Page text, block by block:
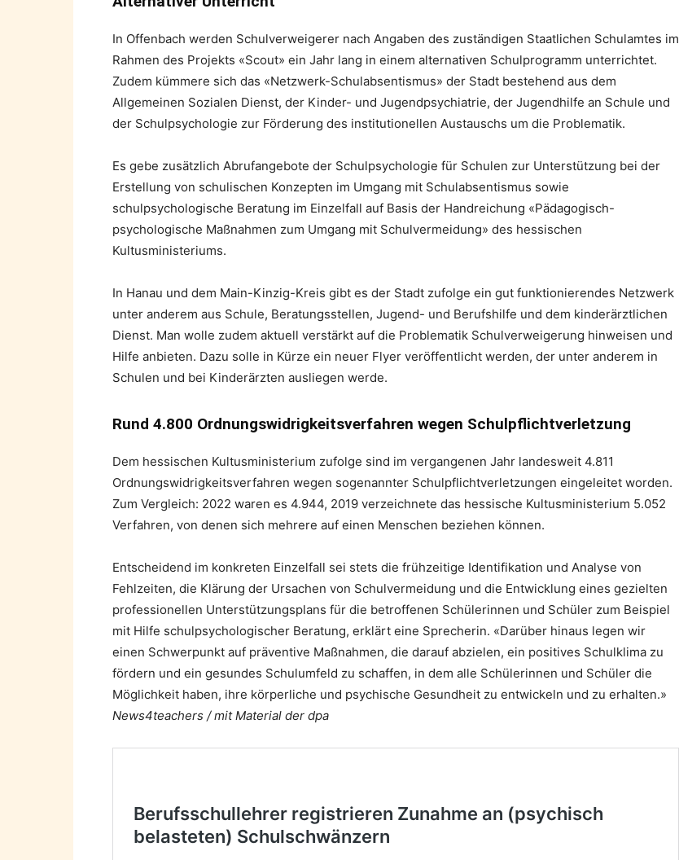
In Offenbach werden Schulverweigerer nach Angaben des zuständigen Staatlichen Schulamtes im
Rahmen des Projekts «Scout» ein Jahr lang in einem alternativen Schulprogramm unterrichtet.
Zudem kümmere sich das «Netzwerk-Schulabsentismus» der Stadt bestehend aus dem
Allgemeinen Sozialen Dienst, der Kinder- und Jugendpsychiatrie, der Jugendhilfe an Schule und
der Schulpsychologie zur Förderung des institutionellen Austauschs um die Problematik.
Es gebe zusätzlich Abrufangebote der Schulpsychologie für Schulen zur Unterstützung bei der
Erstellung von schulischen Konzepten im Umgang mit Schulabsentismus sowie
schulpsychologische Beratung im Einzelfall auf Basis der Handreichung «Pädagogisch-
psychologische Maßnahmen zum Umgang mit Schulvermeidung» des hessischen
Kultusministeriums.
In Hanau und dem Main-Kinzig-Kreis gibt es der Stadt zufolge ein gut funktionierendes Netzwerk
unter anderem aus Schule, Beratungsstellen, Jugend- und Berufshilfe und dem kinderärztlichen
Dienst. Man wolle zudem aktuell verstärkt auf die Problematik Schulverweigerung hinweisen und
Hilfe anbieten. Dazu solle in Kürze ein neuer Flyer veröffentlicht werden, der unter anderem in
Schulen und bei Kinderärzten ausliegen werde.
Rund 4.800 Ordnungswidrigkeitsverfahren wegen Schulpflichtverletzung
Dem hessischen Kultusministerium zufolge sind im vergangenen Jahr landesweit 4.811
Ordnungswidrigkeitsverfahren wegen sogenannter Schulpflichtverletzungen eingeleitet worden.
Zum Vergleich: 2022 waren es 4.944, 2019 verzeichnete das hessische Kultusministerium 5.052
Verfahren, von denen sich mehrere auf einen Menschen beziehen können.
Entscheidend im konkreten Einzelfall sei stets die frühzeitige Identifikation und Analyse von
Fehlzeiten, die Klärung der Ursachen von Schulvermeidung und die Entwicklung eines gezielten
professionellen Unterstützungsplans für die betroffenen Schülerinnen und Schüler zum Beispiel
mit Hilfe schulpsychologischer Beratung, erklärt eine Sprecherin. «Darüber hinaus legen wir
einen Schwerpunkt auf präventive Maßnahmen, die darauf abzielen, ein positives Schulklima zu
fördern und ein gesundes Schulumfeld zu schaffen, in dem alle Schülerinnen und Schüler die
Möglichkeit haben, ihre körperliche und psychische Gesundheit zu entwickeln und zu erhalten.»
News4teachers / mit Material der dpa